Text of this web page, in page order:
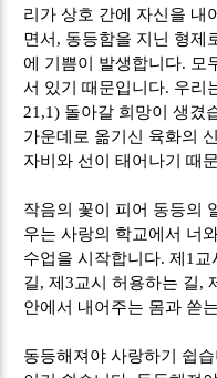
리가 상호 간에 자신을 내
면서 , 동등함을 지닌 형제
에 기쁨이 발생합니다. 모
서 있기 때문입니다. 우리
21,1) 돌아갈 희망이 생겼
가운데로 옮기신 육화의
자비와 선이 태어나기 때
작음의 꽃이 피어 동등의
우는 사랑의 학교에서 너
수업을 시작합니다.제 1 교
길,제3교시 허용하는 길,
안에서 내어주는 몸과 쏟
동등해져야 사랑하기 쉽